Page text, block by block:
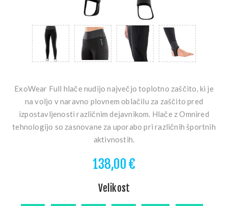
ExoWear Full hlače nudijo največjo toplotno zaščito, ki je
na voljo v naravno plovnem oblačilu za zaščito pred
izpostavljenosti različnim dejavnikom. Hlače z Omnired
tehnologijo so zasnovane za uporabo pri različnih športnih
aktivnostih.
138,00 €
Velikost